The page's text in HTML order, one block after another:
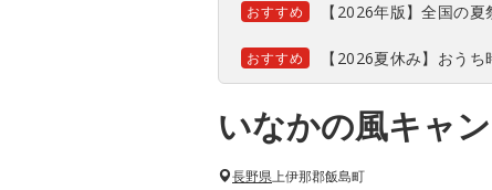
おすすめ 【2026年版】全国の
おすすめ 【2026夏休み】おう
いなかの風キャ
長野県上伊那郡飯島町